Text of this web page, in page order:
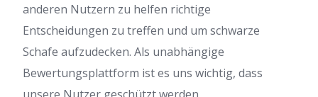
anderen Nutzern zu helfen richtige
Entscheidungen zu treffen und um schwarze
Schafe aufzudecken. Als unabhängige
Bewertungsplattform ist es uns wichtig, dass